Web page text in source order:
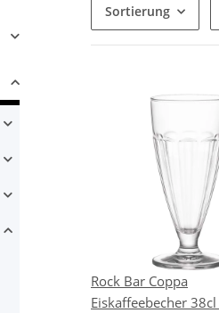
Sortierung
Rock Bar Coppa